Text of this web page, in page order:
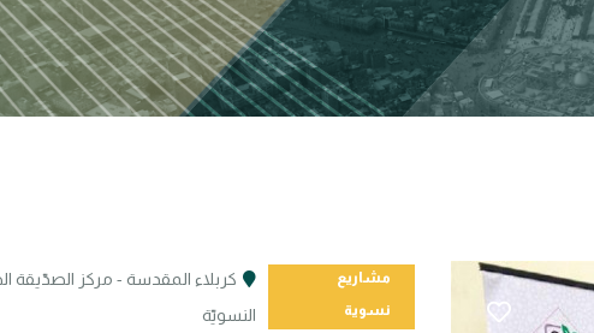
مشاريع
نسوية
كربلاء المقدسة - مركز الصدّيقة
النسويّة